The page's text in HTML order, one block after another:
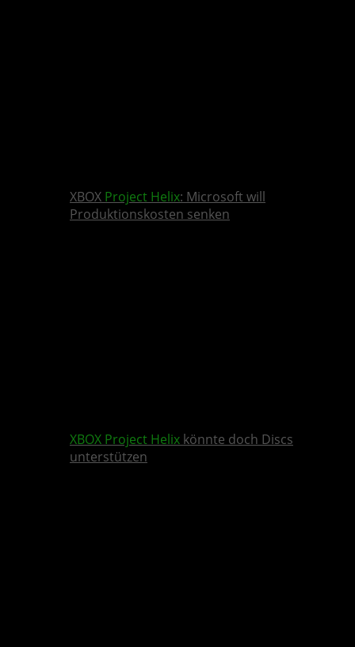
XBOX Project Helix: Microsoft will
Produktionskosten senken
XBOX Project Helix könnte doch Discs
unterstützen